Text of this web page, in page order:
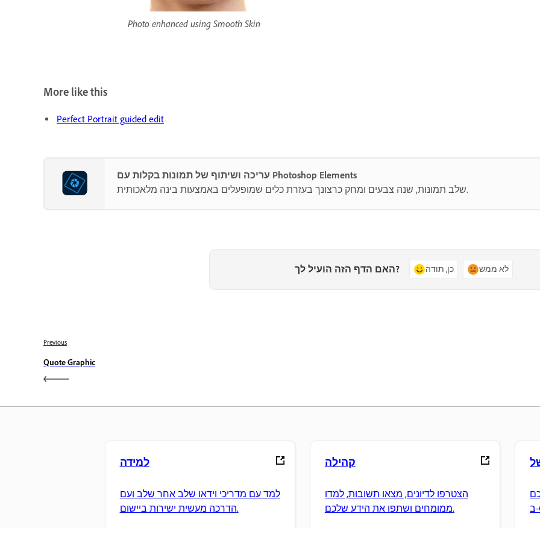
Photo enhanced using Smooth Skin
More like this
Perfect Portrait guided edit
עריכה ושיתוף של תמונות בקלות עם Photoshop Elements
שלב תמונות, שנה צבעים ומחק כרצונך בעזרת כלים שמופעלים באמצעות בינה מלאכותית.
האם הדף הזה הועיל לך? כן, תודה לא ממש
Previous
Quote Graphic
למידה
למד עם מדריכי וידאו שלב אחר שלב ועם
הדרכה מעשית ישירות ביישום.
קהילה
הצטרפו לדיונים, מצאו תשובות, למדו
ממומחים ושתפו את הידע שלכם.